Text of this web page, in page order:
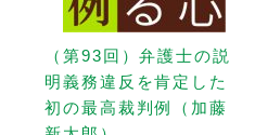
（第93回）弁護士の説
明義務違反を肯定した
初の最高裁判例（加藤